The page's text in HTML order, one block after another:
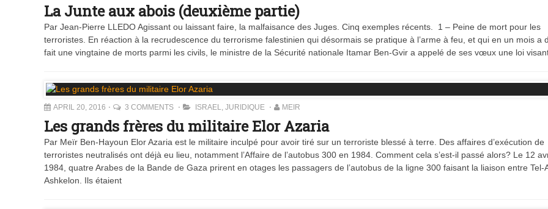
La Junte aux abois (deuxième partie)
Par Jean-Pierre LLEDO Agissant ou laissant faire, la malfaisance des Juges. Cinq exemples récents. 1 – Peine de mort pour les
terroristes. En réaction à la recrudescence du terrorisme falestinien qui désormais se pratique à l’arme à feu, et qui en un mois a
fait une vingtaine de morts parmi les civils, le ministre de la Sécurité nationale Itamar Ben-Gvir a appelé de ses vœux une loi
APRIL 20, 2016 3 COMMENTS ISRAEL, JURIDIQUE MEIR
Les grands frères du militaire Elor Azaria
Par Meïr Ben-Hayoun Elor Azaria est le militaire inculpé pour avoir tiré sur un terroriste blessé à terre. Des affaires d’exécution de
terroristes neutralisés ont déjà eu lieu, notamment l’Affaire de l’autobus 300 en 1984. Comment cela s’est-il passé alors? Le 12
1984, quatre Arabes de la Bande de Gaza prirent en otages les passagers de l’autobus de la ligne 300 faisant la liaison entre Tel-
Ashkelon. Ils étaient